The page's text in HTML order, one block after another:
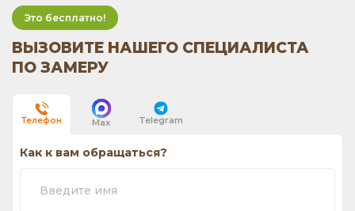
Это бесплатно!
ВЫЗОВИТЕ НАШЕГО СПЕЦИАЛИСТА
ПО ЗАМЕРУ
Телефон Max Telegram
Как к вам обращаться?